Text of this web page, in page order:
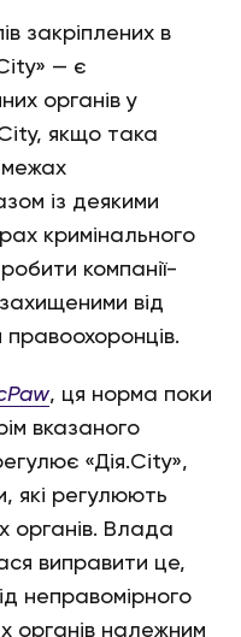
закріплених в
— є
органів у
якщо така
межах
із деякими
кримінального
компанії-
від
правоохоронців.
, ця норма поки
вказаного
«Дія.City»,
які регулюють
органів. Влада
виправити це,
неправомірного
органів належним